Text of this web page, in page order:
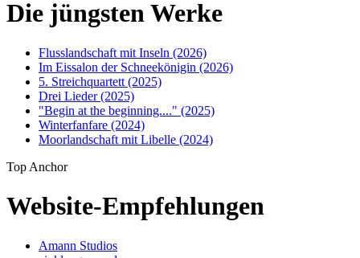
Die jüngsten Werke
Flusslandschaft mit Inseln (2026)
Im Eissalon der Schneekönigin (2026)
5. Streichquartett (2025)
Drei Lieder (2025)
"Begin at the beginning...." (2025)
Winterfanfare (2024)
Moorlandschaft mit Libelle (2024)
Top Anchor
Website-Empfehlungen
Amann Studios